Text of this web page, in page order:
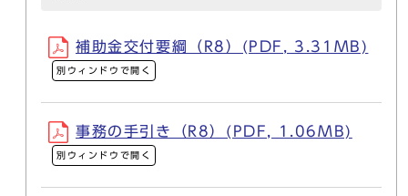
補助金交付要綱（R8）(PDF, 3.31MB)
別ウィンドウで開く
事務の手引き（R8）(PDF, 1.06MB)
別ウィンドウで開く